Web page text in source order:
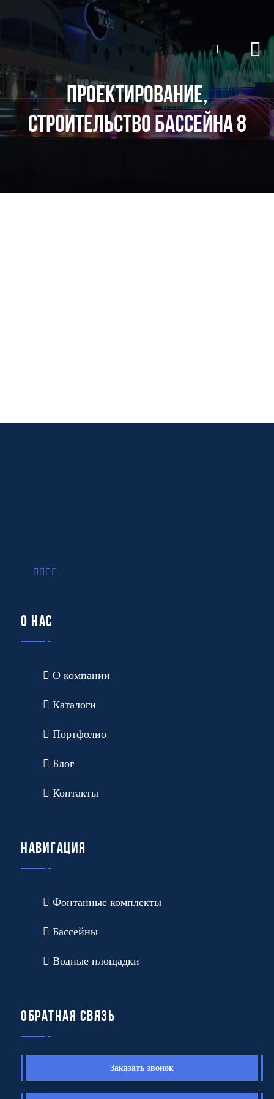
ПРОЕКТИРОВАНИЕ,
СТРОИТЕЛЬСТВО БАССЕЙНА 8
О нас
О компании
Каталоги
Портфолио
Блог
Контакты
Навигация
Фонтанные комплекты
Бассейны
Водные площадки
Обратная связь
Заказать звонок